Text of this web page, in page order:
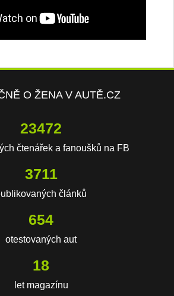
O ŽENA V AUTĚ.CZ
23472
čtenářek a fanoušků na FB
3711
článků
654
otestovaných aut
18
let magazínu